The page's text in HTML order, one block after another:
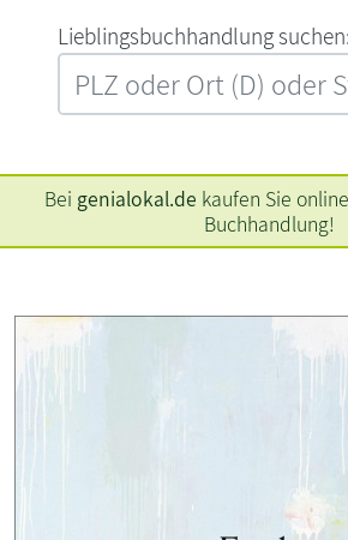
L‍i‍e‍b‍l‍i‍n‍g‍s‍b‍u‍c‍h‍h‍a‍n‍d‍l‍u‍n‍g‍ ‍s‍u‍c‍h‍e‍n‍:‍
Bei genialokal.de kaufen Sie
Buchhandlung!